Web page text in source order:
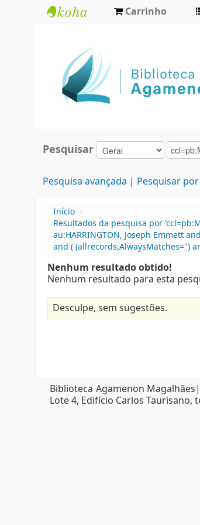
Agamenon
Magalhães
Carrinho
Pesquisar
Pesquisa avançada Pesquisar
Início ›
Resultados da pesquisa por
au:HARRINGTON, Joseph Emmett
and ( (allrecords,AlwaysMatches='')
Nenhum resultado obtido!
Nenhum resultado para esta
Desculpe, sem sugestões.
Biblioteca Agamenon
Lote 4, Edifício Carlos Taurisano,